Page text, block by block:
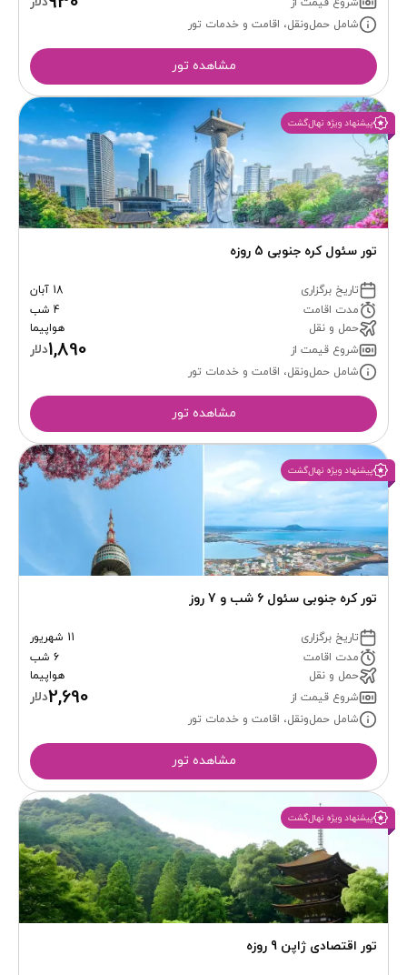
شامل حمل‌ونقل، اقامت و خدمات تور
مشاهده تور
تور سئول کره جنوبی 5 روزه
پیشنهاد ویژه نهال‌گشت
تاریخ برگزاری
18 آبان
مدت اقامت
4 شب
حمل و نقل
هواپیما
شروع قیمت از
1,890دلار
شامل حمل‌ونقل، اقامت و خدمات تور
مشاهده تور
تور کره جنوبی سئول 6 شب و 7 روز
پیشنهاد ویژه نهال‌گشت
تاریخ برگزاری
11 شهریور
مدت اقامت
6 شب
حمل و نقل
هواپیما
شروع قیمت از
2,690دلار
شامل حمل‌ونقل، اقامت و خدمات تور
مشاهده تور
تور اقتصادی ژاپن 9 روزه
پیشنهاد ویژه نهال‌گشت